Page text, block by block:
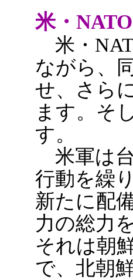
米・
米・
ながら、
せ、さら
ます。そ
す。
米軍は
行動を繰
新たに配
力の総力
それは朝
で、北朝